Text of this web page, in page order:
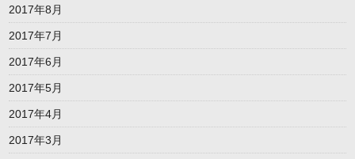
2017年8月
2017年7月
2017年6月
2017年5月
2017年4月
2017年3月